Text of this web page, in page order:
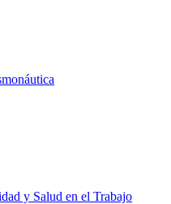
y Salud en el Trabajo